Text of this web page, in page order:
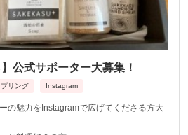
公式サポーター大募集！
リング Instagram
の魅力をInstagramで広げてくださる方大